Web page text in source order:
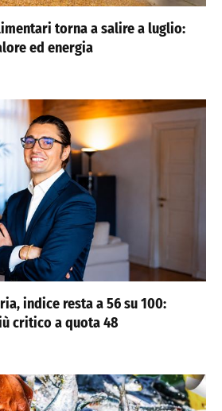
torna a salire a luglio:
ed energia
indice resta a 56 su 100:
critico a quota 48